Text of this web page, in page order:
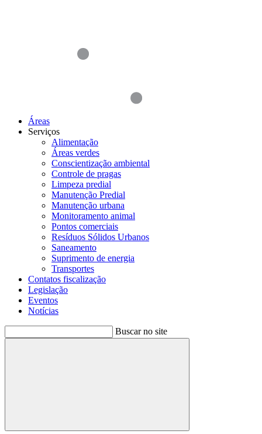
Áreas
Serviços
Alimentação
Áreas verdes
Conscientização ambiental
Controle de pragas
Limpeza predial
Manutenção Predial
Manutenção urbana
Monitoramento animal
Pontos comerciais
Resíduos Sólidos Urbanos
Saneamento
Suprimento de energia
Transportes
Contatos fiscalização
Legislação
Eventos
Notícias
Buscar no site